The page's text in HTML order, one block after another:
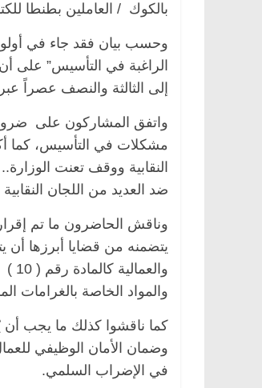
بالكوك / العاملين بطنطا
وحسب بيان فقد جاء في
إلى الثالثة والنصف عصراً
واتفق المشاركون على ضرورة
مشكلات في التأسيس، كما
النقابية ووقف تعنت
ضد العديد من اللجان النقابية
وناقش الحاضرون ما تم
يتضمنه من قضايا أبرزها أن
والمواد الخاصة بالغرامات
كما ناقشوا كذلك ما يجب أن
وضمان الأمان الوظيفي
في الإضراب السلمي.
ناس وناس